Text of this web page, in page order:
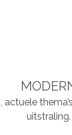
actuele
uitstraling.